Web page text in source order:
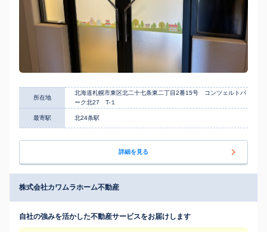
所在地
北海道札幌市東区北二十七条東二丁目2番15号 コンツェルトパ
ーク北27 T-１
最寄駅 北24条駅
詳細を見る
株式会社カワムラホーム不動産
自社の強みを活かした不動産サービスをお届けします